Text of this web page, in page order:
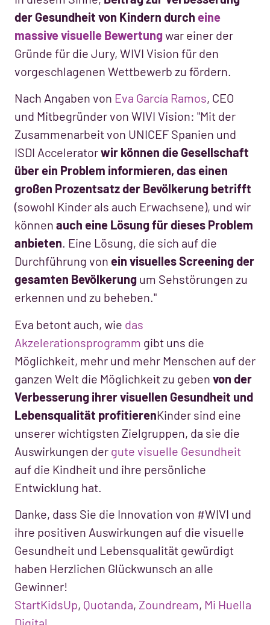
der Gesundheit von Kindern durch eine
massive visuelle Bewertungwar einer der
Gründe für die Jury, WIVI Vision für den
vorgeschlagenen Wettbewerb zu fördern.
Nach Angaben von Eva García Ramos, CEO
und Mitbegründer von WIVI Vision: "Mit der
Zusammenarbeit von UNICEF Spanien und
ISDI Acceleratorwir können die Gesellschaft
über ein Problem informieren, das einen
großen Prozentsatz der Bevölkerung betrifft
(sowohl Kinder als auch Erwachsene), und wir
können auch eine Lösung für dieses Problem
anbieten. Eine Lösung, die sich auf die
Durchführung von ein visuelles Screening der
gesamten Bevölkerung um Sehstörungen zu
erkennen und zu beheben."
Eva betont auch, wie das
Akzelerationsprogramm gibt uns die
Möglichkeit, mehr und mehr Menschen auf der
ganzen Welt die Möglichkeit zu geben von der
Verbesserung ihrer visuellen Gesundheit und
Lebensqualität profitierenKinder sind eine
unserer wichtigsten Zielgruppen, da sie die
Auswirkungen der gute visuelle Gesundheit
auf die Kindheit und ihre persönliche
Entwicklung hat.
Danke, dass Sie die Innovation von #WIVI und
ihre positiven Auswirkungen auf die visuelle
Gesundheit und Lebensqualität gewürdigt
haben Herzlichen Glückwunsch an alle
Gewinner!
StartKidsUp, Quotanda, Zoundream, Mi Huella